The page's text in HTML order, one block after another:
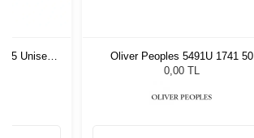
55 Unisex
Oliver Peoples 5491U 1741 50
0,00 TL